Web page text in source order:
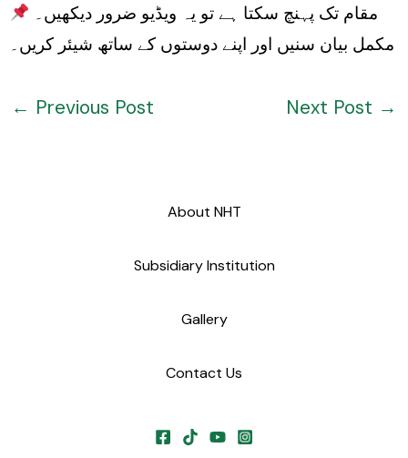
مقام تک پہنچ سکتا ہے تو یہ ویڈیو ضرور دیکھیں۔
مکمل بیان سنیں اور اپنے دوستوں کے ساتھ شیئر کریں۔
← Previous Post Next Post →
About NHT
Subsidiary Institution
Gallery
Contact Us